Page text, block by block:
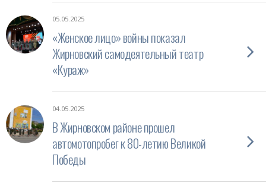
05.05.2025
«Женское лицо» войны показал
Жирновский самодеятельный театр
«Кураж»
04.05.2025
В Жирновском районе прошел
автомотопробег к 80-летию Великой
Победы